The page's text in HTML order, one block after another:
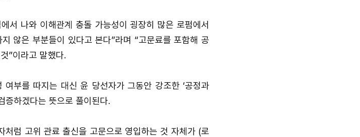
서 나와 이해관계 충돌 가능성이 굉장히 많은 로펌에서
않은 부분들이 있다고 본다”라며 “고문료를 포함해 공
”이라고 말했다.
부를 따지는 대신 윤 당선자가 그동안 강조한 ‘공정과
증하겠다는 뜻으로 풀이된다.
처럼 고위 관료 출신을 고문으로 영입하는 것 자체가 (로